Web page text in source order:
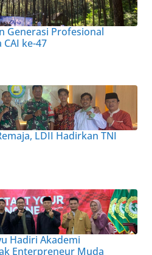
Generasi Profesional
ke-47
LDII Hadirkan TNI
Hadiri Akademi
Enterpreneur Muda